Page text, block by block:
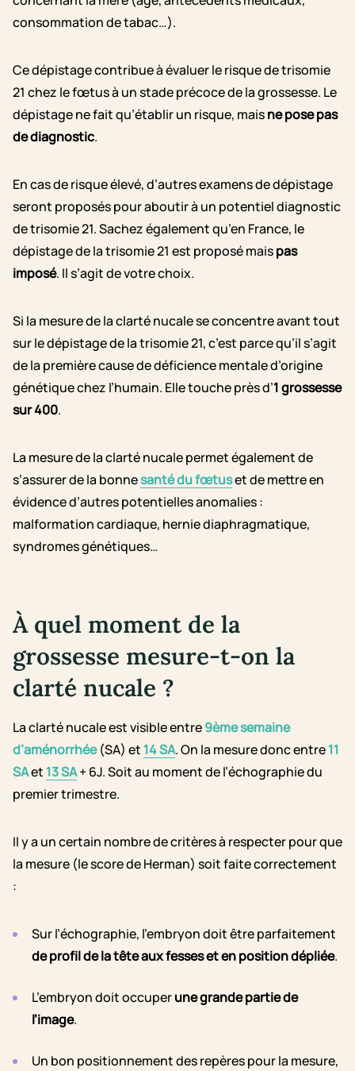
consommation de tabac…).
Ce dépistage contribue à évaluer le risque de trisomie
21 chez le fœtus à un stade précoce de la grossesse. Le
dépistage ne fait qu’établir un risque, maisne pose pas
de diagnostic.
En cas de risque élevé, d’autres examens de dépistage
seront proposés pour aboutir à un potentiel diagnostic
de trisomie 21. Sachez également qu’en France, le
dépistage de la trisomie 21 est proposé maispas
imposé. Il s’agit de votre choix.
Si la mesure de la clarté nucale se concentre avant tout
sur le dépistage de la trisomie 21, c’est parce qu’il s’agit
de la première cause de déficience mentale d’origine
génétique chez l’humain. Elle touche près d’1 grossesse
sur 400.
La mesure de la clarté nucale permet également de
s’assurer de la bonnesanté du fœtuset de mettre en
évidence d’autres potentielles anomalies :
malformation cardiaque, hernie diaphragmatique,
syndromes génétiques…
À quel moment de la
grossesse mesure-t-on la
clarté nucale ?
La clarté nucale est visible entre9ème semaine
d’aménorrhée(SA) et 14 SA. On la mesure donc entre11
SAet 13 SA+ 6J. Soit au moment de l’échographie du
premier trimestre.
Il y a un certain nombre de critères à respecter pour que
la mesure (le score de Herman) soit faite correctement
:
Sur l’échographie, l’embryon doit être parfaitement
de profil de la tête aux fesses et en position dépliée.
L’embryon doit occuperune grande partie de
l’image.
Un bon positionnement des repères pour la mesure,